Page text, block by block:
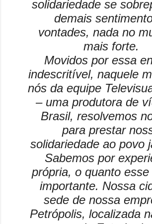
solidariedade se
demais
vontades, nada no
mais forte.
Movidos por essa
indescritível, naquele
nós da equipe
– uma produtora de
Brasil, resolvemos
para prestar
solidariedade ao povo
Sabemos por
própria, o quanto
importante. Nossa
sede de nossa
Petrópolis, localizada